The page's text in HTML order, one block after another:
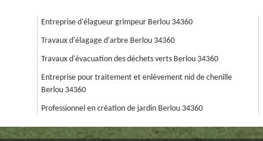
Entreprise d'élagueur grimpeur Berlou 34360
Travaux d'élagage d'arbre Berlou 34360
Travaux d'évacuation des déchets verts Berlou 34360
Entreprise pour traitement et enlèvement nid de chenille
Berlou 34360
Professionnel en création de jardin Berlou 34360